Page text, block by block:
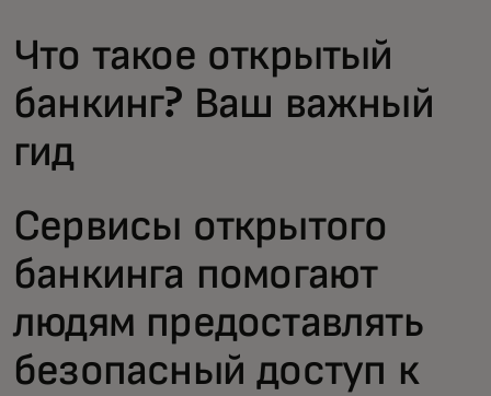
Для новаторов
Новости и тренды
Что такое открытый
банкинг? Ваш важный
гид
Сервисы открытого
банкинга помогают
людям предоставлять
безопасный доступ к